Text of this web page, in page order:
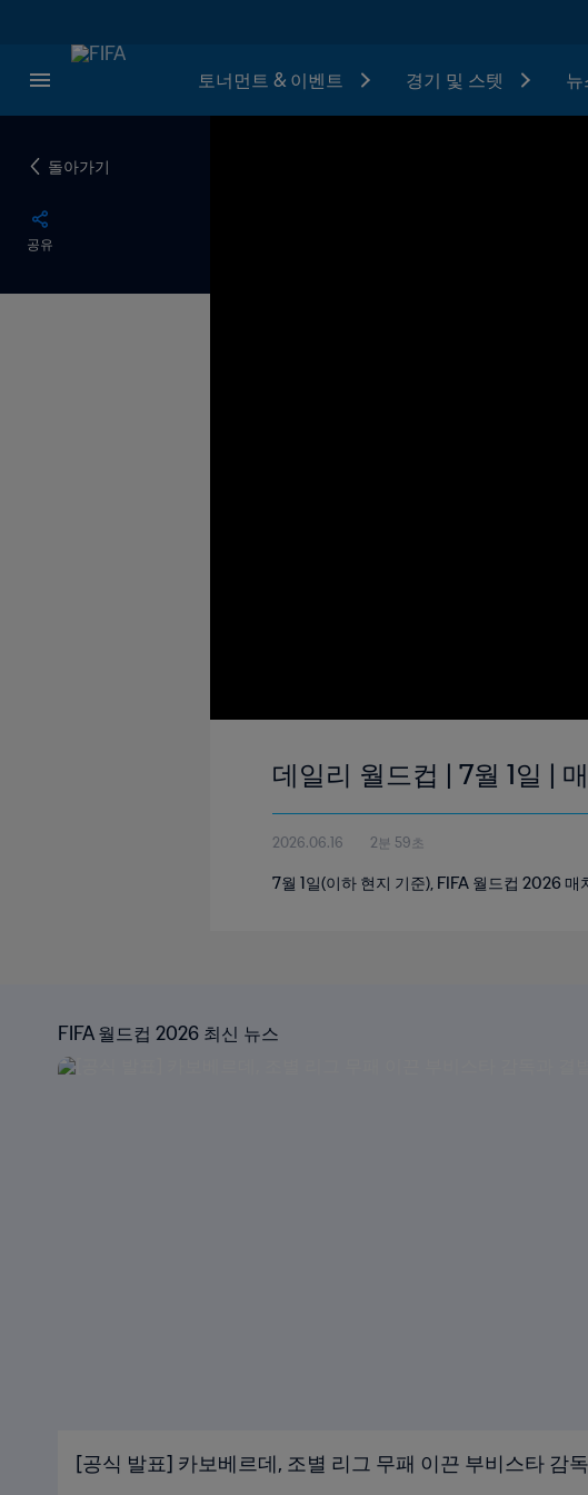
토너먼트 & 이벤트 경기 및 스텟 뉴
돌아가기
공유
데일리 월드컵 | 7월 1일 |
2026.06.16 2분 59초
7월 1일(이하 현지 기준), FIFA 월드컵 2026
FIFA 월드컵 2026 최신 뉴스
[공식 발표] 카보베르데, 조별 리그 무패 이끈 부비스타 감